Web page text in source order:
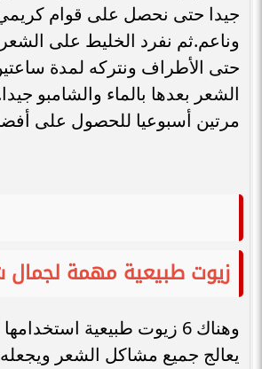
جيدا حتى نحصل على قوام
وناعم.ثم نفرد الخليط على
حتى الأطراف ونتركه لمدة
الشعر بعدها بالماء والشامبو
مرتين أسبوعيا للحصول على
زيوت طبيعية مهمة
وهناك 6 زيوت طبيعية
يعالج جميع مشاكل الشعر ويجعله